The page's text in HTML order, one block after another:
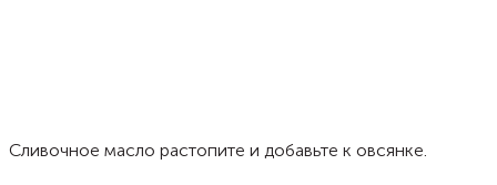
Сливочное масло растопите и добавьте к овсянке.